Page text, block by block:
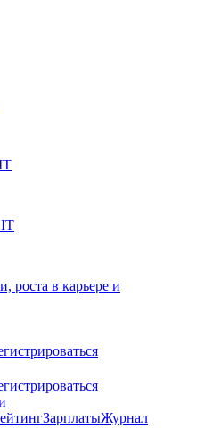
IT
роста в карьере и
ЗарплатыЖурнал